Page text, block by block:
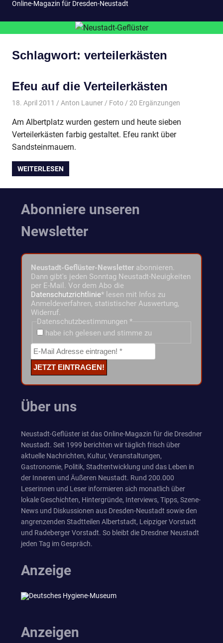
Online-Magazin für Dresden-Neustadt
Schlagwort: verteilerkästen
Efeu auf die Verteilerkästen
18. April 2011 Anton Launer Foto/ 20 Ergänzungen
Am Albertplatz wurden gestern und heute sieben
Verteilerkästen farbig gestaltet. Efeu rankt über
Sandsteinmauern.
WEITERLESEN
Abonniere unseren
Newsletter
Neustadt-Geflüster-Newsletter abonnieren.
Dann gibt's jeden Sonntag Neustadt-Neuigkeiten
per E-Mail. Vor dem Abo die
Datenschutzrichtlinie* lesen mit Infos zu
Anmeldeverfahren, statistischer Auswertung,
Widerruf.
Datenschutzbestimmungen *
habe ich gelesen und stimme zu
Über uns
Neustadt-Geflüster ist das Online-Magazin für die Dresdner
Neustadt. Seit 1999 berichten wir täglich frisch über
aktuelle Nachrichten, Kultur, Veranstaltungen,
Gastronomie, Politik, Stadtentwicklung und das Leben in
der Inneren und Äußeren Neustadt. Rund 200.000
Leserinnen und Leser informieren sich monatlich über
lokale Geschichten, Hintergründe, Interviews, Tipps, Szene-
News und Diskussionen aus Dresden-Neustadt sowie den
angrenzenden Stadtteilen Albertstadt, Leipziger Vorstadt
und Radeberger Vorstadt. So bleibt die Dresdner Neustadt
jeden Tag im Gespräch.
Anzeige
Anzeigen